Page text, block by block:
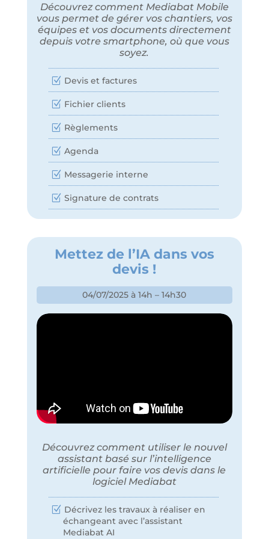
Découvrez comment Mediabat Mobile
vous permet de gérer vos chantiers, vos
équipes et vos documents directement
depuis votre smartphone, où que vous
soyez.
Devis et factures
Fichier clients
Règlements
Agenda
Messagerie interne
Signature de contrats
Mettez de l’IA dans vos
devis !
04/07/2025 à 14h – 14h30
Découvrez comment utiliser le nouvel
assistant basé sur l’intelligence
artificielle pour faire vos devis dans le
logiciel Mediabat
Décrivez les travaux à réaliser en
échangeant avec l’assistant
Mediabat AI